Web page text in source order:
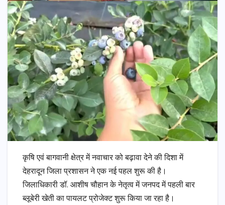
कृषि एवं बागवानी क्षेत्र में नवाचार को बढ़ावा देने की दिशा में
देहरादून जिला प्रशासन ने एक नई पहल शुरू की है।
जिलाधिकारी डॉ. आशीष चौहान के नेतृत्व में जनपद में पहली बार
ब्लूबेरी खेती का पायलट प्रोजेक्ट शुरू किया जा रहा है।